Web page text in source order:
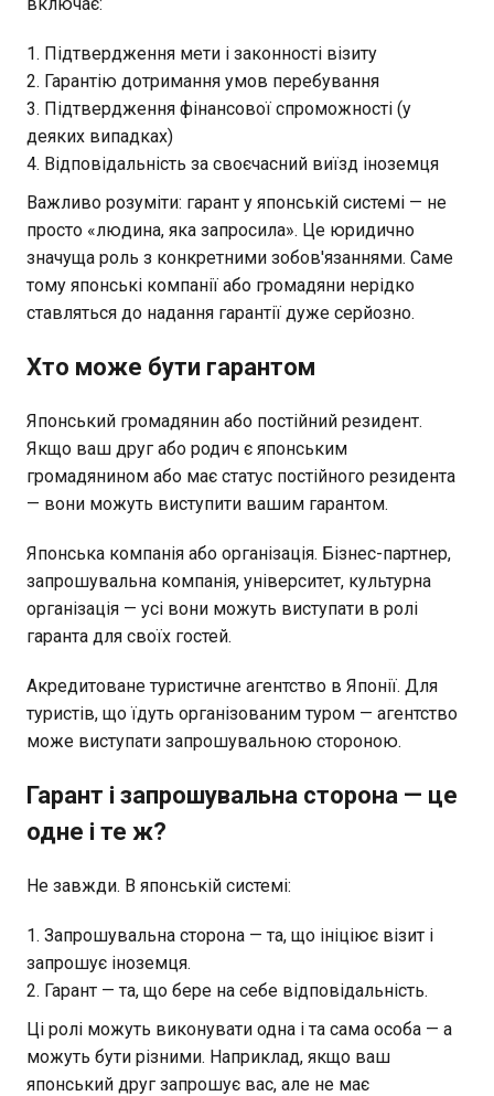
Підтвердження мети і законності візиту
Гарантію дотримання умов перебування
Підтвердження фінансової спроможності (у
деяких випадках)
Відповідальність за своєчасний виїзд іноземця
Важливо розуміти: гарант у японській системі — не
просто «людина, яка запросила». Це юридично
значуща роль з конкретними зобов'язаннями. Саме
тому японські компанії або громадяни нерідко
ставляться до надання гарантії дуже серйозно.
Хто може бути гарантом
Японський громадянин або постійний резидент.
Якщо ваш друг або родич є японським
громадянином або має статус постійного резидента
— вони можуть виступити вашим гарантом.
Японська компанія або організація. Бізнес-партнер,
запрошувальна компанія, університет, культурна
організація — усі вони можуть виступати в ролі
гаранта для своїх гостей.
Акредитоване туристичне агентство в Японії. Для
туристів, що їдуть організованим туром — агентство
може виступати запрошувальною стороною.
Гарант і запрошувальна сторона — це
одне і те ж?
Не завжди. В японській системі:
Запрошувальна сторона — та, що ініціює візит і
запрошує іноземця.
Гарант — та, що бере на себе відповідальність.
Ці ролі можуть виконувати одна і та сама особа — а
можуть бути різними. Наприклад, якщо ваш
японський друг запрошує вас, але не має